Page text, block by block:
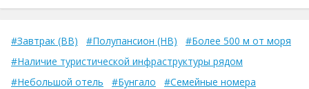
#Завтрак (BB) #Полупансион (HB)
#Более 500 м от моря
#Наличие туристической инфраструктуры рядом
#Небольшой отель
#Бунгало
#Семейные номера